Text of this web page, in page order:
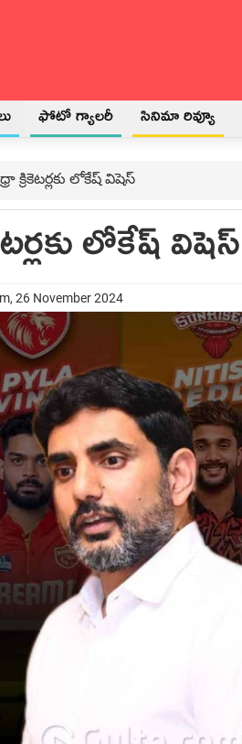
ఫోటో గ్యాలరీ సినిమా రివ్యూ
క్రికెటర్లకు లోకేష్ విషెస్
లోకేష్ విషెస్
26 November 2024